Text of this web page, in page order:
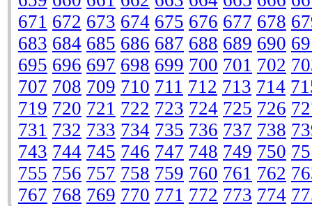
671 672 673 674 675 676 677 678
683 684 685 686 687 688 689 690
695 696 697 698 699 700 701 702
707 708 709 710 711 712 713 714
719 720 721 722 723 724 725 726
731 732 733 734 735 736 737 738
743 744 745 746 747 748 749 750
755 756 757 758 759 760 761 762
767 768 769 770 771 772 773 774